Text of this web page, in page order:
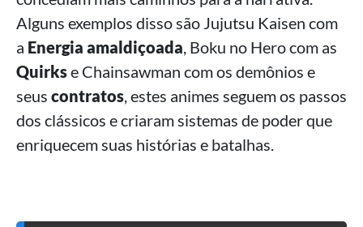
Alguns exemplos disso são Jujutsu Kaisen com
a Energia amaldiçoada, Boku no Hero com as
Quirkse Chainsawman com os demônios e
seus contratos, estes animes seguem os passos
dos clássicos e criaram sistemas de poder que
enriquecem suas histórias e batalhas.